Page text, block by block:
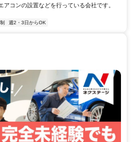
アコンの設置などを行っている会社です。
週2・3日からOK